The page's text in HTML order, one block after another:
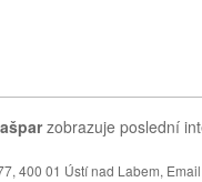
zobrazuje poslední
400 01 Ústí nad Labem,